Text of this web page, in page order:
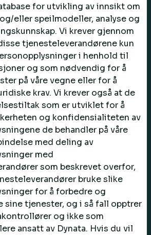
for utvikling av innsikt om
eller speilmodeller, analyse og
Vi krever gjennom
tjenesteleverandørene kun
i henhold til
og som nødvendig for å
på våre vegne eller for å
krav. Vi krever også at de
som er utviklet for å
og konfidensialiteten av
de behandler på våre
med deling av
med
som beskrevet overfor,
bruke slike
for å forbedre og
sine tjenester, og i så fall opptrer
og ikke som
ansatt av Dynata. Hvis du vil